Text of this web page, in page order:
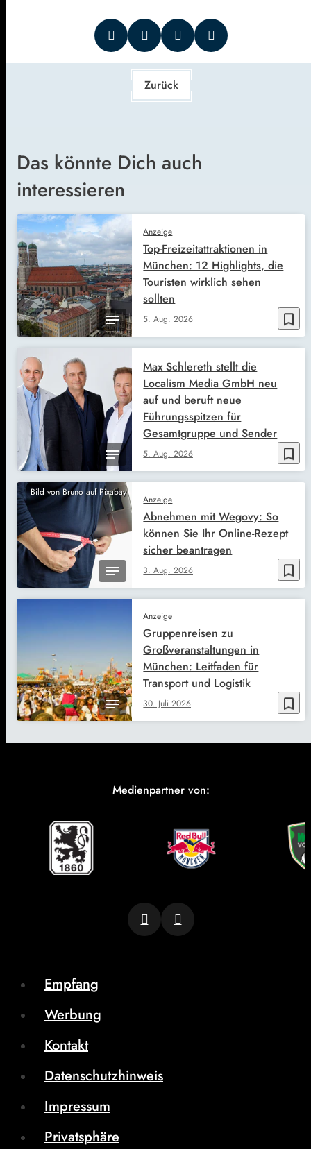
Zurück
Das könnte Dich auch
interessieren
bookmark_border
Anzeige
5. Aug. 2026
Top-Freizeitattraktionen in
München: 12 Highlights, die
Touristen wirklich sehen
sollten
bookmark_border
5. Aug. 2026
Max Schlereth stellt die
Localism Media GmbH neu
auf und beruft neue
Führungsspitzen für
Gesamtgruppe und Sender
Bild von Bruno auf Pixabay
bookmark_border
Anzeige
3. Aug. 2026
Abnehmen mit Wegovy: So
können Sie Ihr Online-Rezept
sicher beantragen
bookmark_border
Anzeige
30. Juli 2026
Gruppenreisen zu
Großveranstaltungen in
München: Leitfaden für
Transport und Logistik
Medienpartner von:
Empfang
Werbung
Kontakt
Datenschutzhinweis
Impressum
Privatsphäre